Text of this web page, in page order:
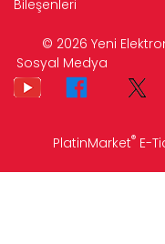
Bileşenleri
© 2026 Yeni
PlatinMarket® E-